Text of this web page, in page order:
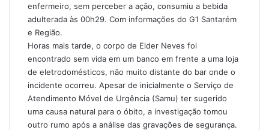
enfermeiro, sem perceber a ação, consumiu a bebida
adulterada às 00h29. Com informações do G1 Santarém
e Região.
Horas mais tarde, o corpo de Elder Neves foi
encontrado sem vida em um banco em frente a uma loja
de eletrodomésticos, não muito distante do bar onde o
incidente ocorreu. Apesar de inicialmente o Serviço de
Atendimento Móvel de Urgência (Samu) ter sugerido
uma causa natural para o óbito, a investigação tomou
outro rumo após a análise das gravações de segurança.